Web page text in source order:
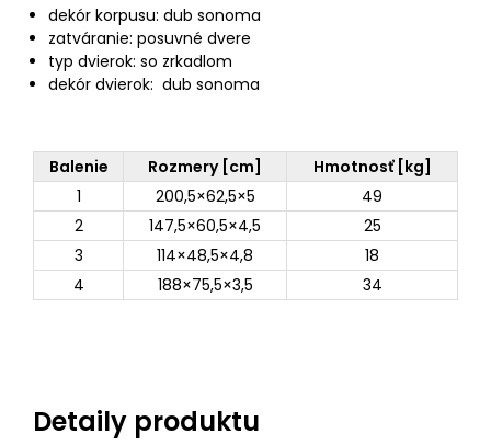
dekór korpusu: dub sonoma
zatváranie: posuvné dvere
typ dvierok: so zrkadlom
dekór dvierok: dub sonoma
Balenie Rozmery [cm]
Hmotnosť [kg]
1
200,5×62,5×5
49
2
147,5×60,5×4,5
25
3
114×48,5×4,8
18
4
188×75,5×3,5 34
Detaily produktu